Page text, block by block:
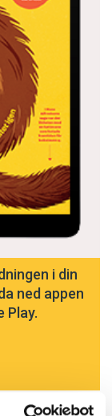
i din
ned appen
Play.